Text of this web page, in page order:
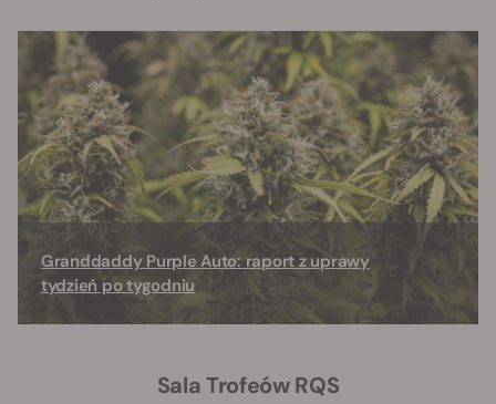
Granddaddy Purple Auto: raport z uprawy
tydzień po tygodniu
Sala Trofeów RQS